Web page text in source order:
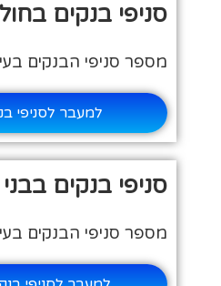
סניפי בנקים
מספר סניפי הבנקים בעיר:
למעבר לסניפי
סניפי בנקים
מספר סניפי הבנקים בעיר: